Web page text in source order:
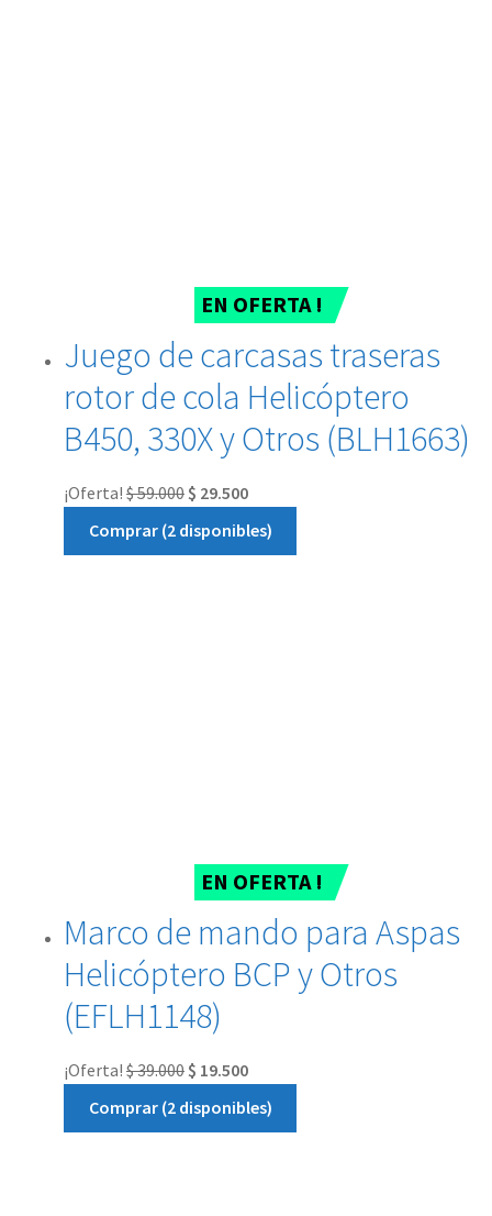
EN OFERTA !
Juego de carcasas traseras
rotor de cola Helicóptero
B450, 330X y Otros (BLH1663)
¡Oferta! $59.000 $ 29.500
Comprar (2 disponibles)
EN OFERTA !
Marco de mando para Aspas
Helicóptero BCP y Otros
(EFLH1148)
¡Oferta! $39.000 $ 19.500
Comprar (2 disponibles)